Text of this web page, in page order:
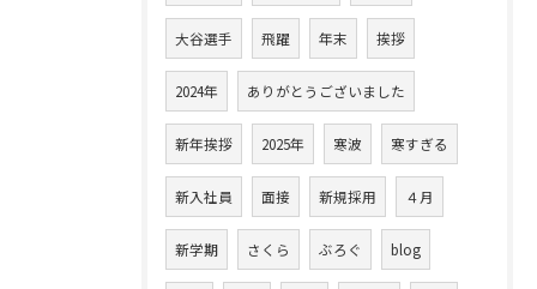
大谷選手 飛躍 年末 挨拶
2024年 ありがとうございました
新年挨拶 2025年 寒波 寒すぎる
新入社員 面接 新規採用 ４月
新学期 さくら ぶろぐ blog